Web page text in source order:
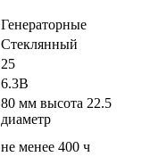
Генераторные
Стеклянный
25
6.3В
80 мм высота 22.5
диаметр
не менее 400 ч